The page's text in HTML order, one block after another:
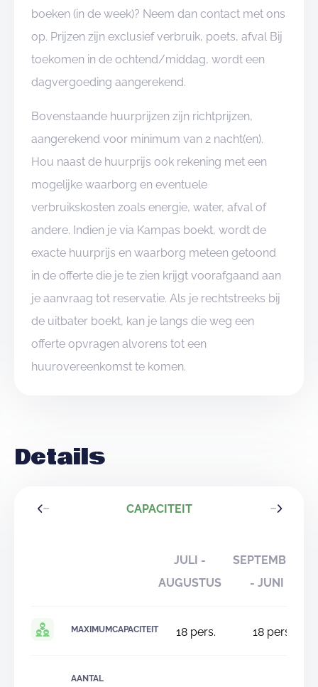
boeken (in de week)? Neem dan contact met ons
op. Prijzen zijn exclusief verbruik, poets, afval Bij
toekomen in de ochtend/middag, wordt een
dagvergoeding aangerekend.
Bovenstaande huurprijzen zijn richtprijzen,
aangerekend voor minimum van 2 nacht(en).
Hou naast de huurprijs ook rekening met een
mogelijke waarborg en eventuele
verbruikskosten zoals energie, water, afval of
andere. Indien je via Kampas boekt, wordt de
exacte huurprijs en waarborg meteen getoond
in de offerte die je te zien krijgt voorafgaand aan
je aanvraag tot reservatie. Als je rechtstreeks bij
de uitbater boekt, kan je langs die weg een
offerte opvragen alvorens tot een
huurovereenkomst te komen.
Details
CAPACITEIT
JULI -
AUGUSTUS
SEPTEMBER
- JUNI
MAXIMUMCAPACITEIT 18pers. 18 pers.
AANTAL